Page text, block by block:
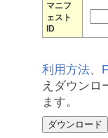
マニフ
ェスト
ID
利用方法、
えダウンロ
ます。